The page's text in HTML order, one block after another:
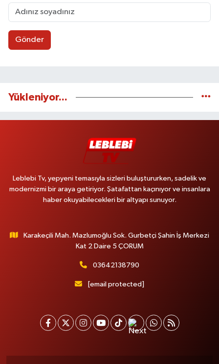
Gönder
Yükleniyor...
Leblebi Tv, yepyeni temasıyla sizleri buluştururken, sadelik ve
modernizmi bir araya getiriyor. Şatafattan kaçınıyor ve insanlara
haber okuyabilecekleri bir altyapı sunuyor.
Karakeçili Mah. Mazlumoğlu Sok. Gurbetçi Şahin İş Merkezi
Kat 2 Daire 5 ÇORUM
03642138790
[email protected]